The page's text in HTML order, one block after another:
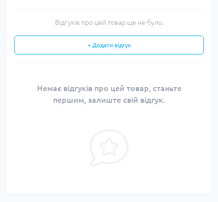
Відгуків про цей товар ще не було.
+ Додати відгук
Немає відгуків про цей товар, станьте
першим, залиште свій відгук.